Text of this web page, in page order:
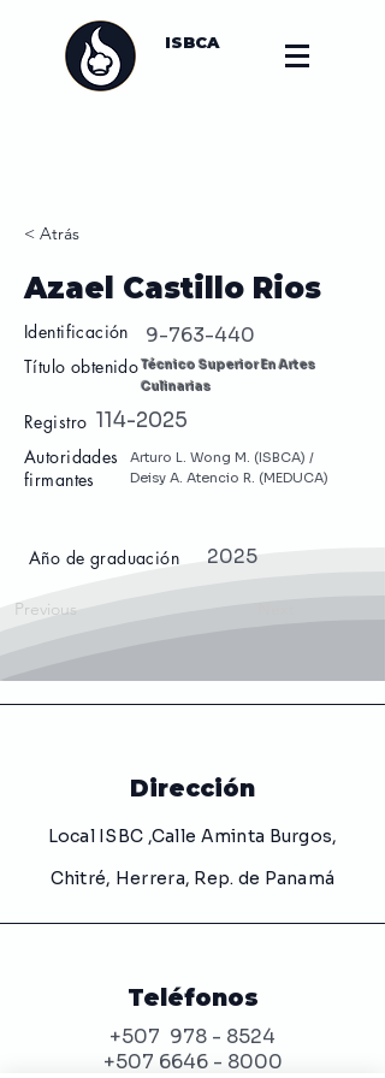
ISBCA
< Atrás
Azael Castillo Rios
Identificación 9-763-440
Título obtenidoTécnico Superior En Artes
Culinarias
Registro 114-2025
Autoridades
firmantes
Arturo L. Wong M. (ISBCA) /
Deisy A. Atencio R. (MEDUCA)
Año de graduación 2025
Previous
Dirección
Local ISBC ,Calle Aminta Burgos,
Chitré, Herrera, Rep. de Panamá
Teléfonos
+507 978 - 8524
+507 6646 - 8000